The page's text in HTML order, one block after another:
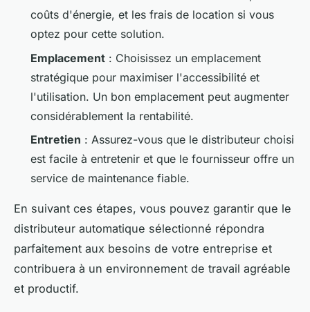
coûts d'énergie, et les frais de location si vous
optez pour cette solution.
Emplacement : Choisissez un emplacement
stratégique pour maximiser l'accessibilité et
l'utilisation. Un bon emplacement peut augmenter
considérablement la rentabilité.
Entretien : Assurez-vous que le distributeur choisi
est facile à entretenir et que le fournisseur offre un
service de maintenance fiable.
En suivant ces étapes, vous pouvez garantir que le
distributeur automatique sélectionné répondra
parfaitement aux besoins de votre entreprise et
contribuera à un environnement de travail agréable
et productif.